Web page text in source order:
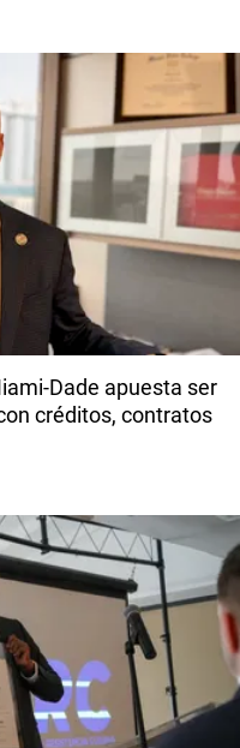
Dade apuesta ser
créditos, contratos